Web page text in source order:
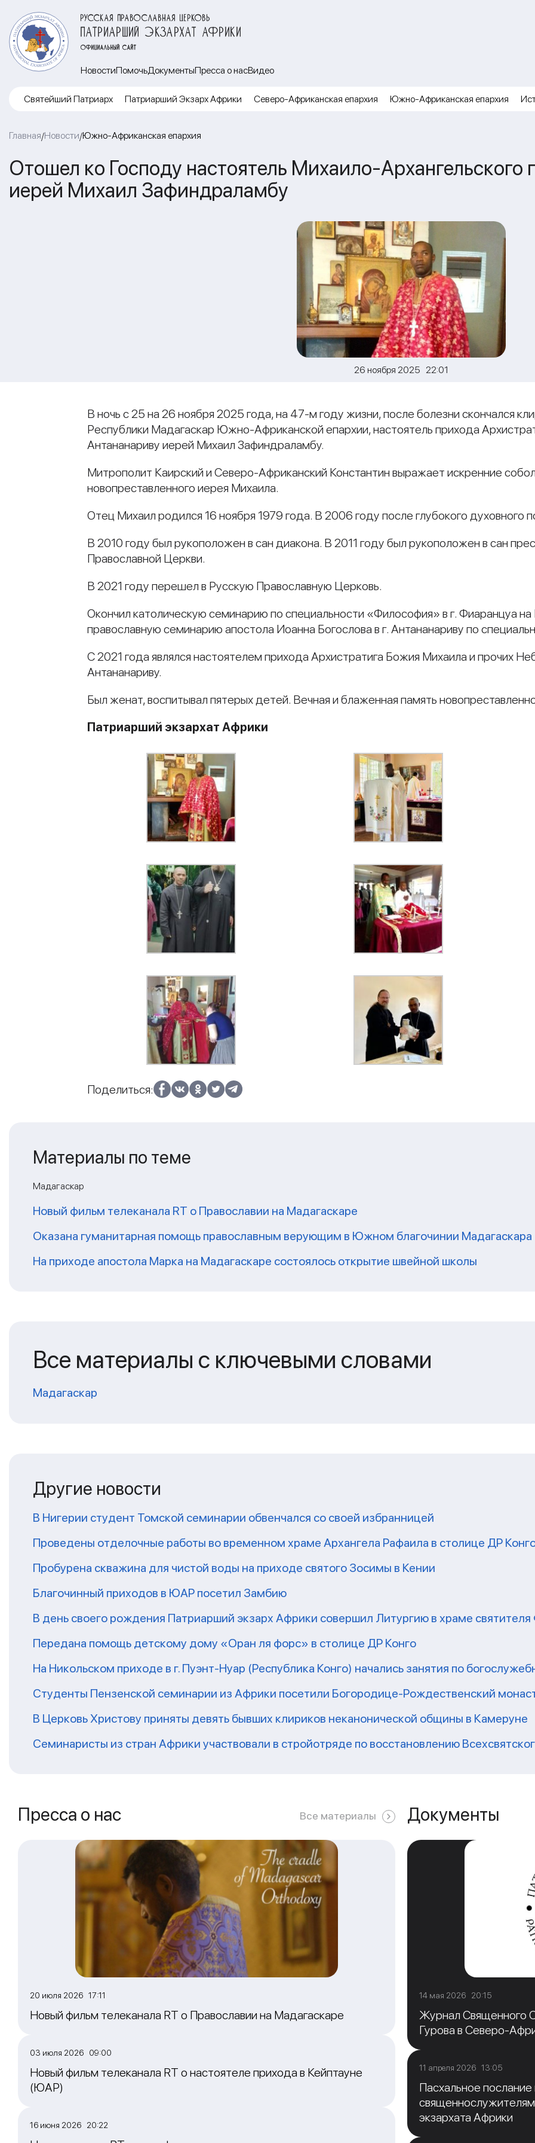
РУССКАЯ ПРАВОСЛАВНАЯ ЦЕРКОВЬ
ПАТРИАРШИЙ ЭКЗАРХАТ АФРИКИ
ОФИЦИАЛЬНЫЙ САЙТ
НовостиПомочьДокументыПресса о насВидео
Cвятейший Патриарх Патриарший Экзарх Африки Северо-Африканская епархия Южно-Африканская епархия
Главная/Новости/Южно-Африканская епархия
Отошел ко Господу настоятель Михаило-Архангельского
иерей Михаил Зафиндраламбу
26 ноября 2025 22:01
В ночь с 25 на 26 ноября 2025 года, на 47-м году жизни, после болезни скончался
Республики Мадагаскар Южно-Африканской епархии, настоятель прихода
Антананариву иерей Михаил Зафиндраламбу.
Митрополит Каирский и Северо-Африканский Константин выражает искренние
новопреставленного иерея Михаила.
Отец Михаил родился 16 ноября 1979 года. В 2006 году после глубокого духовного
В 2010 году был рукоположен в сан диакона. В 2011 году был рукоположен в сан
Православной Церкви.
В 2021 году перешел в Русскую Православную Церковь.
Окончил католическую семинарию по специальности «Философия» в г. Фиаранцуа
православную семинарию апостола Иоанна Богослова в г. Антананариву по
С 2021 года являлся настоятелем прихода Архистратига Божия Михаила и прочих
Антананариву.
Был женат, воспитывал пятерых детей. Вечная и блаженная память
Патриарший экзархат Африки
Поделиться:
Материалы по теме
Мадагаскар
Новый фильм телеканала RT о Православии на Мадагаскаре
Оказана гуманитарная помощь православным верующим в Южном благочинии Мадагаскара
На приходе апостола Марка на Мадагаскаре состоялось открытие швейной школы
Все материалы с ключевыми словами
Мадагаскар
Другие новости
В Нигерии студент Томской семинарии обвенчался со своей избранницей
Проведены отделочные работы во временном храме Архангела Рафаила в столице ДР
Пробурена скважина для чистой воды на приходе святого Зосимы в Кении
Благочинный приходов в ЮАР посетил Замбию
В день своего рождения Патриарший экзарх Африки совершил Литургию в храме
Передана помощь детскому дому «Оран ля форс» в столице ДР Конго
На Никольском приходе в г. Пуэнт-Нуар (Республика Конго) начались занятия по
Студенты Пензенской семинарии из Африки посетили Богородице-Рождественский
В Церковь Христову приняты девять бывших клириков неканонической общины в Камеруне
Семинаристы из стран Африки участвовали в стройотряде по восстановлению
Пресса о нас Все материалы
20 июля 2026 17:11
Новый фильм телеканала RT о Православии на Мадагаскаре
03 июля 2026 09:00
Новый фильм телеканала RT о настоятеле прихода в Кейптауне
(ЮАР)
16 июня 2026 20:22
Документы
14 мая 2026 20:15
Журнал Священного
Гурова в Северо-
11 апреля 2026 13:05
Пасхальное
экзархата Африки